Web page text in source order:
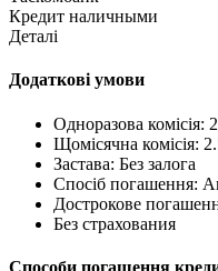
Кредит наличными
Деталі
Додаткові умови
Одноразова комісія:
Щомісячна комісія:
Застава: Без залога
Спосіб погашення:
Дострокове
Без страхования
Способи погашення